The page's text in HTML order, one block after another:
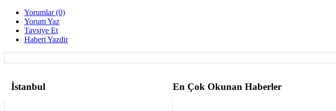
Yorumlar (0)
Yorum Yaz
Tavsiye Et
Haberi Yazdir
İstanbul En Çok Okunan Haberler